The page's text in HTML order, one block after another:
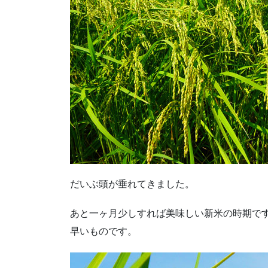
だいぶ頭が垂れてきました。
あと一ヶ月少しすれば美味しい新米の時期で
早いものです。